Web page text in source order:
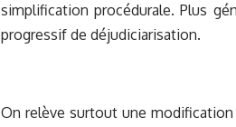
simplification procédurale. Plus
progressif de déjudiciarisation.
On relève surtout une